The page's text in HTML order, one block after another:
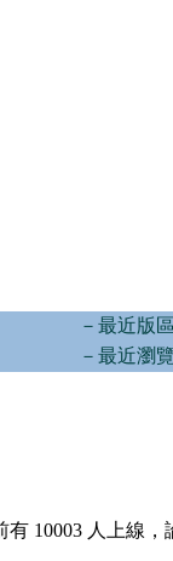
－最近版
－最近瀏
有 10003 人上線